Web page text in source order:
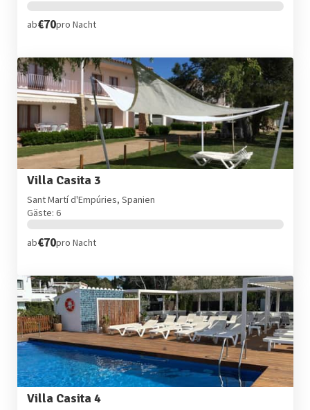
ab€70pro Nacht
Villa Casita 3
Sant Martí d'Empúries, Spanien
Gäste: 6
ab€70pro Nacht
Villa Casita 4